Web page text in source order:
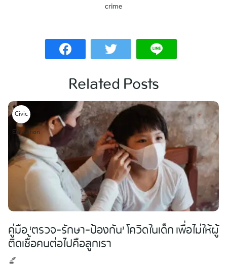
crime
Related Posts
Civic
Education
คู่มือ ‘ตรวจ-รักษา-ป้องกัน’ โควิดในเด็ก เพื่อไม่ให้ผู้
ติดเชื้อคนต่อไปคือลูกเรา